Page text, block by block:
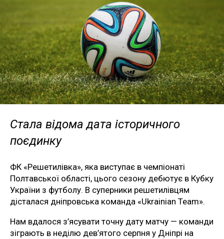
Стала відома дата історичного
поєдинку
ФК «Решетилівка», яка виступає в чемпіонаті
Полтавської області, цього сезону дебютує в Кубку
України з футболу. В суперники решетилівцям
дісталася дніпровська команда «Ukrainian Team».
Нам вдалося з’ясувати точну дату матчу — команди
зіграють в неділю дев’ятого серпня у Дніпрі на